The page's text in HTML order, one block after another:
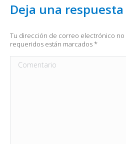
Deja una respuesta
Tu dirección de correo electrónico no
requeridos están marcados*
Comentario